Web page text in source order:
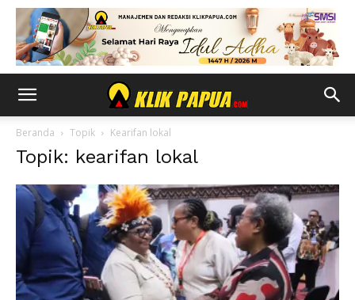
Beranda Topik Kearifan lokal
Topik: kearifan lokal